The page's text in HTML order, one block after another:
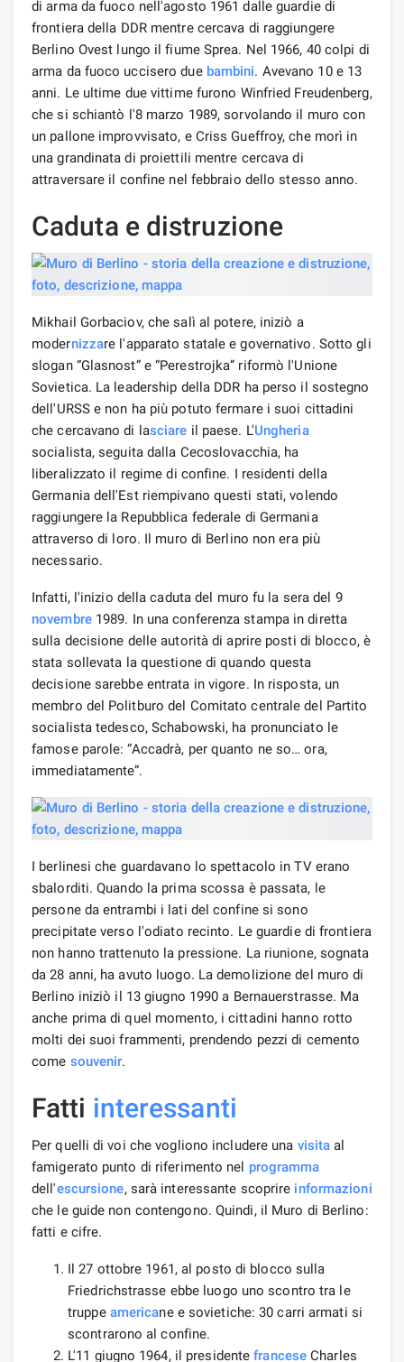
di arma da fuoco nell'agosto 1961 dalle guardie di
frontiera della DDR mentre cercava di raggiungere
Berlino Ovest lungo il fiume Sprea. Nel 1966, 40 colpi di
arma da fuoco uccisero due bambini. Avevano 10 e 13
anni. Le ultime due vittime furono Winfried Freudenberg,
che si schiantò l'8 marzo 1989, sorvolando il muro con
un pallone improvvisato, e Criss Gueffroy, che morì in
una grandinata di proiettili mentre cercava di
attraversare il confine nel febbraio dello stesso anno.
Caduta e distruzione
Mikhail Gorbaciov, che salì al potere, iniziò a
modernizzare l'apparato statale e governativo. Sotto gli
slogan “Glasnost” e “Perestrojka” riformò l'Unione
Sovietica. La leadership della DDR ha perso il sostegno
dell'URSS e non ha più potuto fermare i suoi cittadini
che cercavano di lasciare il paese. L'Ungheria
socialista, seguita dalla Cecoslovacchia, ha
liberalizzato il regime di confine. I residenti della
Germania dell'Est riempivano questi stati, volendo
raggiungere la Repubblica federale di Germania
attraverso di loro. Il muro di Berlino non era più
necessario.
Infatti, l'inizio della caduta del muro fu la sera del 9
novembre1989. In una conferenza stampa in diretta
sulla decisione delle autorità di aprire posti di blocco, è
stata sollevata la questione di quando questa
decisione sarebbe entrata in vigore. In risposta, un
membro del Politburo del Comitato centrale del Partito
socialista tedesco, Schabowski, ha pronunciato le
famose parole: “Accadrà, per quanto ne so… ora,
immediatamente”.
I berlinesi che guardavano lo spettacolo in TV erano
sbalorditi. Quando la prima scossa è passata, le
persone da entrambi i lati del confine si sono
precipitate verso l'odiato recinto. Le guardie di frontiera
non hanno trattenuto la pressione. La riunione, sognata
da 28 anni, ha avuto luogo. La demolizione del muro di
Berlino iniziò il 13 giugno 1990 a Bernauerstrasse. Ma
anche prima di quel momento, i cittadini hanno rotto
molti dei suoi frammenti, prendendo pezzi di cemento
come souvenir.
Fatti interessanti
Per quelli di voi che vogliono includere una visita al
famigerato punto di riferimento nel programma
dell'escursione, sarà interessante scoprire informazioni
che le guide non contengono. Quindi, il Muro di Berlino:
fatti e cifre.
Il 27 ottobre 1961, al posto di blocco sulla
Friedrichstrasse ebbe luogo uno scontro tra le
truppe americane e sovietiche: 30 carri armati si
scontrarono al confine.
L'11 giugno 1964, il presidentefrancese Charles